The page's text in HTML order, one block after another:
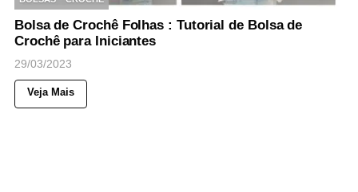
Bolsa de Crochê Folhas : Tutorial de Bolsa de
Crochê para Iniciantes
29/03/2023
Veja Mais